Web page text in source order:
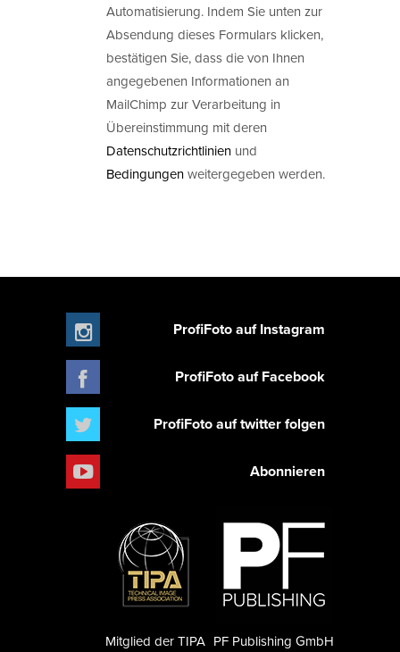
Automatisierung. Indem Sie unten zur
Absendung dieses Formulars klicken,
bestätigen Sie, dass die von Ihnen
angegebenen Informationen an
MailChimp zur Verarbeitung in
Übereinstimmung mit deren
Datenschutzrichtlinien und
Bedingungenweitergegeben werden.
ProfiFoto auf Instagram
ProfiFoto auf Facebook
ProfiFoto auf twitter folgen
Abonnieren
PF Publishing GmbH
Mitglied der TIPA